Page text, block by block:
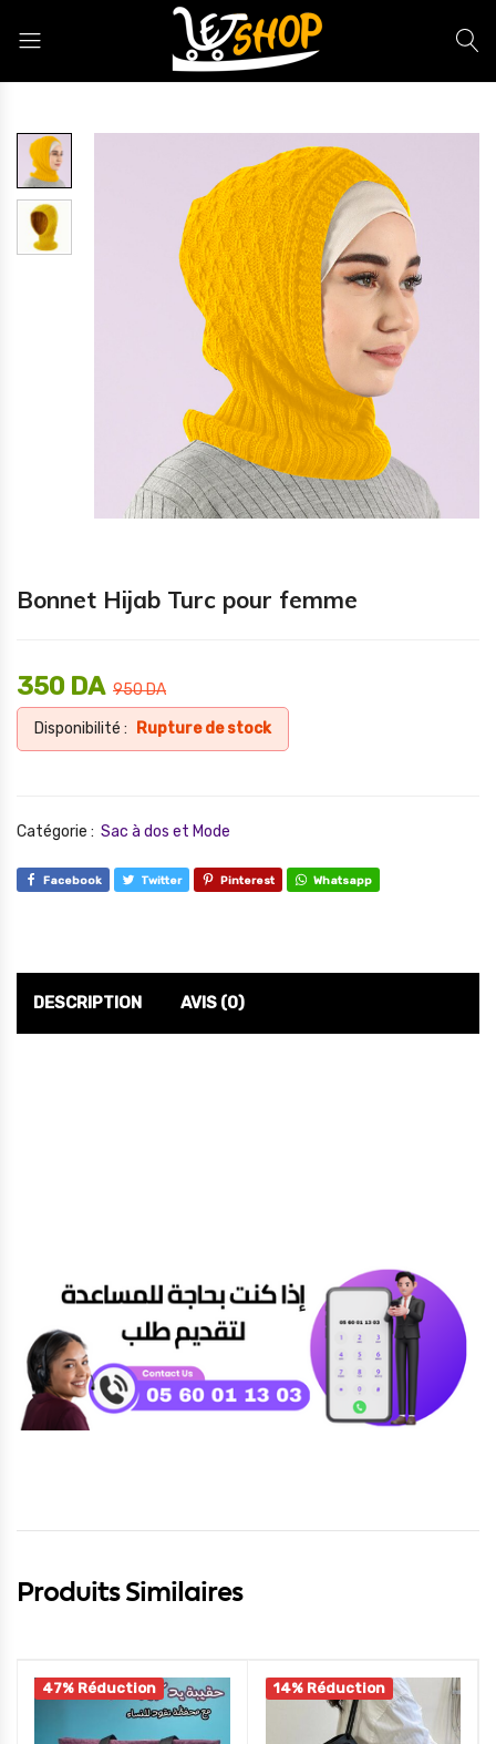
Bonnet Hijab Turc pour femme
950DA
350 DA
Disponibilité : Rupture de stock
Catégorie : Sac à dos et Mode
Facebook Twitter Pinterest Whatsapp
DESCRIPTION AVIS (0)
Produits Similaires
47% Réduction 14% Réduction